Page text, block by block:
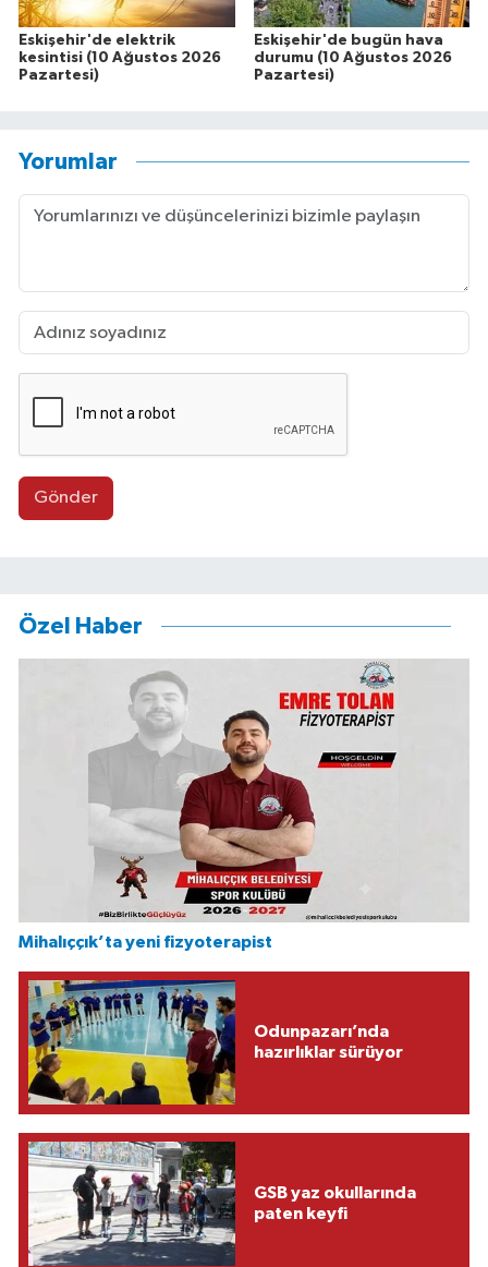
Eskişehir'de elektrik
kesintisi (10 Ağustos 2026
Pazartesi)
Eskişehir'de bugün hava
durumu (10 Ağustos 2026
Pazartesi)
Yorumlar
Gönder
Özel Haber
Mihalıççık’ta yeni fizyoterapist
Odunpazarı’nda
hazırlıklar sürüyor
GSB yaz okullarında
paten keyfi